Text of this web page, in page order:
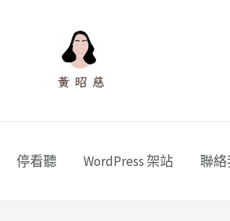
停看聽 WordPress 架站 聯絡